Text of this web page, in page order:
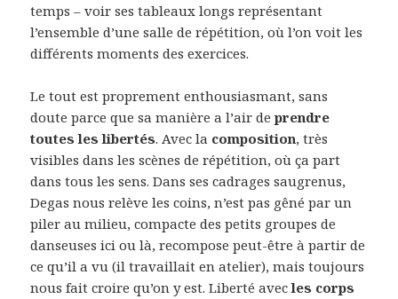
temps – voir ses tableaux longs représentant
l’ensemble d’une salle de répétition, où l’on voit les
différents moments des exercices.
Le tout est proprement enthousiasmant, sans
doute parce que sa manière a l’air deprendre
toutes les libertés. Avec la composition, très
visibles dans les scènes de répétition, où ça part
dans tous les sens. Dans ses cadrages saugrenus,
Degas nous relève les coins, n’est pas gêné par un
piler au milieu, compacte des petits groupes de
danseuses ici ou là, recompose peut-être à partir de
ce qu’il a vu (il travaillait en atelier), mais toujours
nous fait croire qu’on y est. Liberté avecles corps